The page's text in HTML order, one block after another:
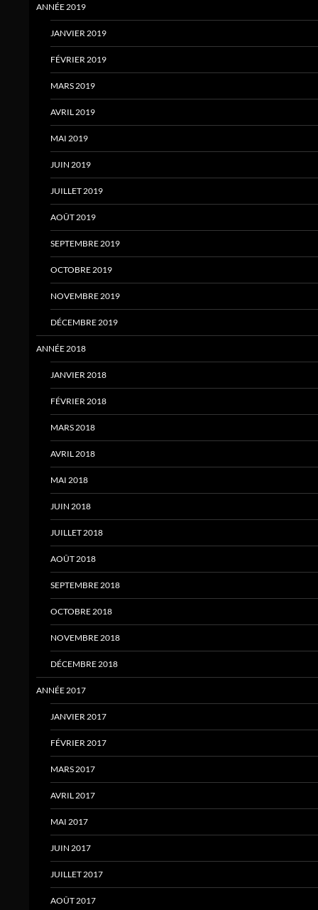
ANNÉE 2019
JANVIER 2019
FÉVRIER 2019
MARS 2019
AVRIL 2019
MAI 2019
JUIN 2019
JUILLET 2019
AOÛT 2019
SEPTEMBRE 2019
OCTOBRE 2019
NOVEMBRE 2019
DÉCEMBRE 2019
ANNÉE 2018
JANVIER 2018
FÉVRIER 2018
MARS 2018
AVRIL 2018
MAI 2018
JUIN 2018
JUILLET 2018
AOÛT 2018
SEPTEMBRE 2018
OCTOBRE 2018
NOVEMBRE 2018
DÉCEMBRE 2018
ANNÉE 2017
JANVIER 2017
FÉVRIER 2017
MARS 2017
AVRIL 2017
MAI 2017
JUIN 2017
JUILLET 2017
AOÛT 2017